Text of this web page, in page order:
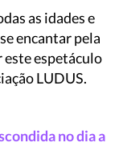
as idades e
encantar pela
espetáculo
LUDUS.
no dia a